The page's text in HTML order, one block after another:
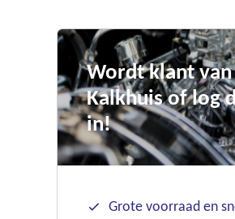
Wordt klant van
Kalkhuis of log
in!
Grote voorraad en